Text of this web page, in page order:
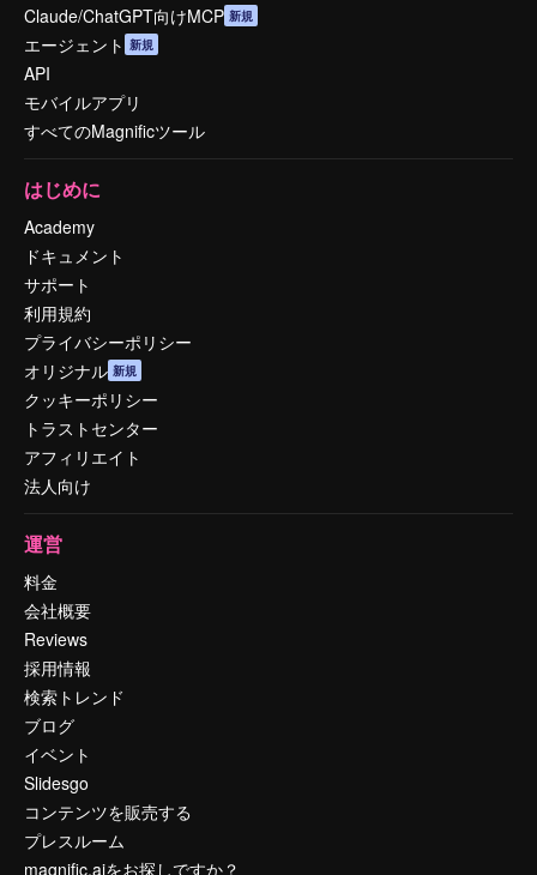
Claude/ChatGPT向けMCP 新規
エージェント 新規
API
モバイルアプリ
すべてのMagnificツール
はじめに
Academy
ドキュメント
サポート
利用規約
プライバシーポリシー
オリジナル 新規
クッキーポリシー
トラストセンター
アフィリエイト
法人向け
運営
料金
会社概要
Reviews
採用情報
検索トレンド
ブログ
イベント
Slidesgo
コンテンツを販売する
プレスルーム
magnific.aiをお探しですか？